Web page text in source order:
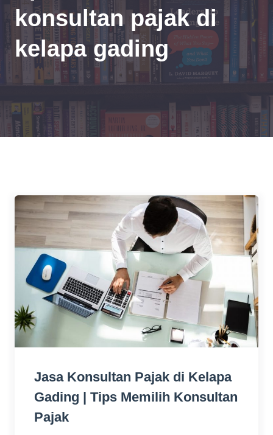
konsultan pajak di
kelapa gading
Jasa Konsultan Pajak di Kelapa
Gading | Tips Memilih Konsultan
Pajak